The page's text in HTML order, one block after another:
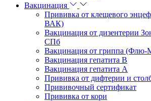
Вакцинация
Прививка от клещевого
ВАК)
Вакцинация от дизентерии
СПб
Вакцинация от гриппа (Флю-
Вакцинация гепатита В
Вакцинация гепатита А
Прививка от дифтерии и
Прививочный сертификат
Прививка от кори